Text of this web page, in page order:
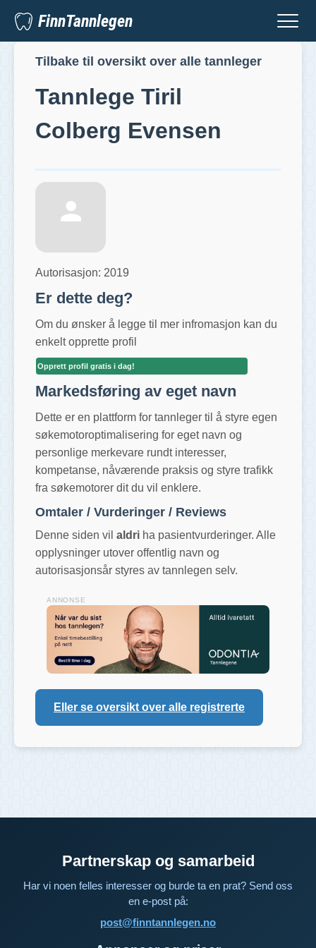
FinnTannlegen
Tilbake til oversikt over alle tannleger
Tannlege Tiril
Colberg Evensen
Autorisasjon: 2019
Er dette deg?
Om du ønsker å legge til mer infromasjon kan du
enkelt opprette profil
Opprett profil gratis i dag!
Markedsføring av eget navn
Dette er en plattform for tannleger til å styre egen
søkemotoroptimalisering for eget navn og
personlige merkevare rundt interesser,
kompetanse, nåværende praksis og styre trafikk
fra søkemotorer dit du vil enklere.
Omtaler / Vurderinger / Reviews
Denne siden vil aldri ha pasientvurderinger. Alle
opplysninger utover offentlig navn og
autorisasjonsår styres av tannlegen selv.
ANNONSE
Eller se oversikt over alle registrerte
Partnerskap og samarbeid
Har vi noen felles interesser og burde ta en prat? Send oss
en e-post på:
post@finntannlegen.no